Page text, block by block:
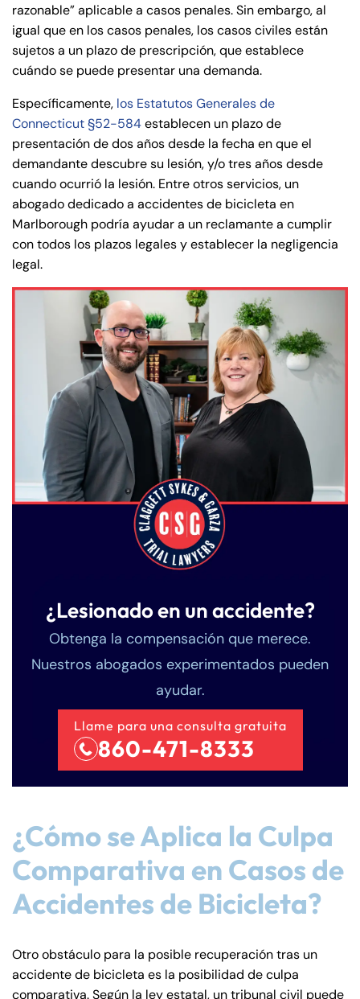
razonable” aplicable a casos penales. Sin embargo, al
igual que en los casos penales, los casos civiles están
sujetos a un plazo de prescripción, que establece
cuándo se puede presentar una demanda.
Específicamente, los Estatutos Generales de
Connecticut §52-584establecen un plazo de
presentación de dos años desde la fecha en que el
demandante descubre su lesión, y/o tres años desde
cuando ocurrió la lesión. Entre otros servicios, un
abogado dedicado a accidentes de bicicleta en
Marlborough podría ayudar a un reclamante a cumplir
con todos los plazos legales y establecer la negligencia
legal.
¿Lesionado en un accidente?
Obtenga la compensación que merece.
Nuestros abogados experimentados pueden
ayudar.
Llame para una consulta gratuita
860-471-8333
¿Cómo se Aplica la Culpa
Comparativa en Casos de
Accidentes de Bicicleta?
Otro obstáculo para la posible recuperación tras un
accidente de bicicleta es la posibilidad de culpa
comparativa. Según la ley estatal, un tribunal civil puede